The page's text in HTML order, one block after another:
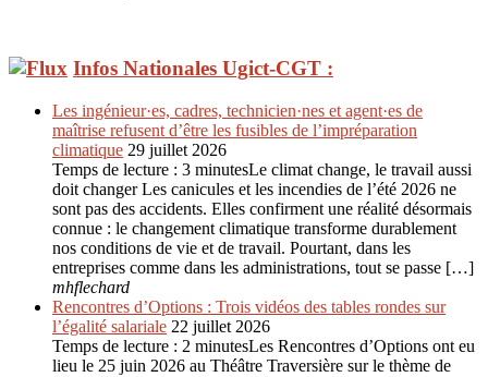
Infos Nationales Ugict-CGT :
Les ingénieur·es, cadres, technicien·nes et agent·es de
maîtrise refusent d’être les fusibles de l’impréparation
climatique 29 juillet 2026
Temps de lecture : 3 minutesLe climat change, le travail aussi
doit changer Les canicules et les incendies de l’été 2026 ne
sont pas des accidents. Elles confirment une réalité désormais
connue : le changement climatique transforme durablement
nos conditions de vie et de travail. Pourtant, dans les
entreprises comme dans les administrations, tout se passe […]
mhflechard
Rencontres d’Options : Trois vidéos des tables rondes sur
l’égalité salariale 22 juillet 2026
Temps de lecture : 2 minutesLes Rencontres d’Options ont eu
lieu le 25 juin 2026 au Théâtre Traversière sur le thème de